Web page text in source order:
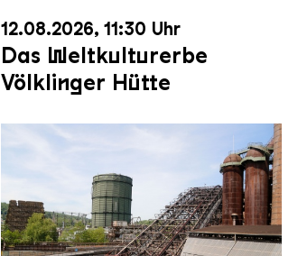
12.08.2026, 11:30 Uhr
Das Weltkulturerbe
Völklinger Hütte